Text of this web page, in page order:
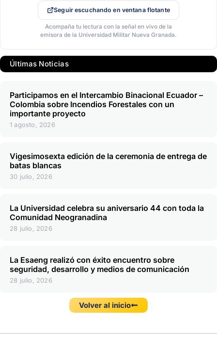
Seguir escuchando en ventana flotante
Acompaña tu lectura con la señal en vivo de la
emisora de la Universidad Militar Nueva Granada.
Últimas Noticias
Participamos en el Intercambio Binacional Ecuador –
Colombia sobre Incendios Forestales con un
importante proyecto
1 agosto, 2026
Vigesimosexta edición de la ceremonia de entrega de
batas blancas
30 julio, 2026
La Universidad celebra su aniversario 44 con toda la
Comunidad Neogranadina
28 julio, 2026
La Esaeng realizó con éxito encuentro sobre
seguridad, desarrollo y medios de comunicación
28 julio, 2026
Volver al inicio